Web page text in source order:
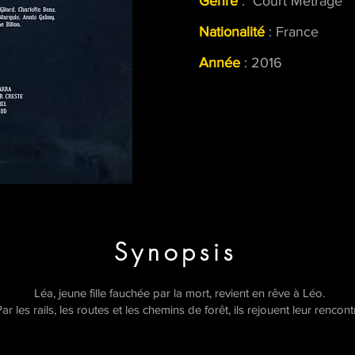
Nationalité : France
Année : 2016
Synopsis
Léa, jeune fille fauchée par la mort, revient en rêve à Léo.
les rails, les routes et les chemins de forêt, ils rejouent leur